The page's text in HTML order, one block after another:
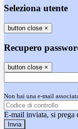
Seleziona utente
button close ×
Recupero
button close ×
Non hai una e-mail
E-mail inviata, si prega